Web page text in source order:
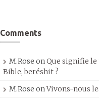
Comments
M.Rose onQue signifie
Bible, beréshit ?
M.Rose onVivons-nous